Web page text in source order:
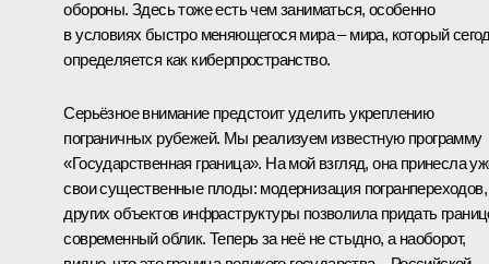
обороны. Здесь тоже есть чем заниматься, особенно
в условиях быстро меняющегося мира – мира, который
определяется как киберпространство.
Серьёзное внимание предстоит уделить укреплению
пограничных рубежей. Мы реализуем известную программу
«Государственная граница». На мой взгляд, она принесла
свои существенные плоды: модернизация погранпереходов,
других объектов инфраструктуры позволила придать
современный облик. Теперь за неё не стыдно, а наоборот,